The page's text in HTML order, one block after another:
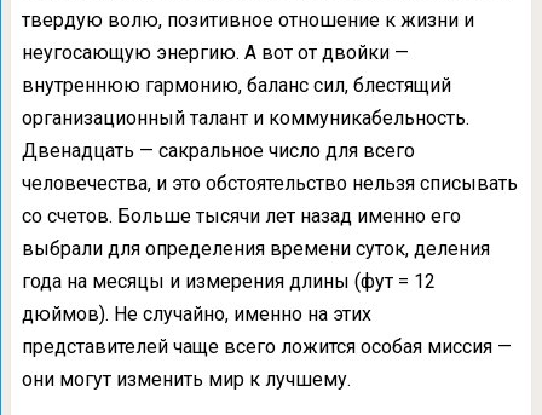
твердую волю, позитивное отношение к жизни и
неугосающую энергию. А вот от двойки —
внутреннюю гармонию, баланс сил, блестящий
организационный талант и коммуникабельность.
Двенадцать — сакральное число для всего
человечества, и это обстоятельство нельзя списывать
со счетов. Больше тысячи лет назад именно его
выбрали для определения времени суток, деления
года на месяцы и измерения длины (фут = 12
дюймов). Не случайно, именно на этих
представителей чаще всего ложится особая миссия —
они могут изменить мир к лучшему.